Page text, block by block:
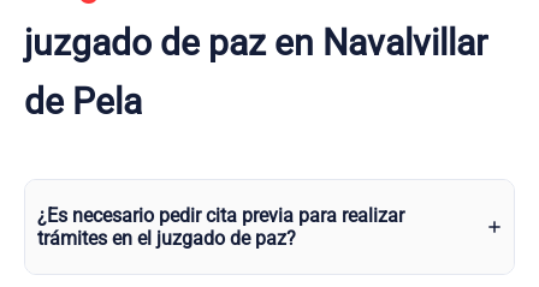
juzgado de paz en Navalvillar
de Pela
¿Es necesario pedir cita previa para realizar
trámites en el juzgado de paz?